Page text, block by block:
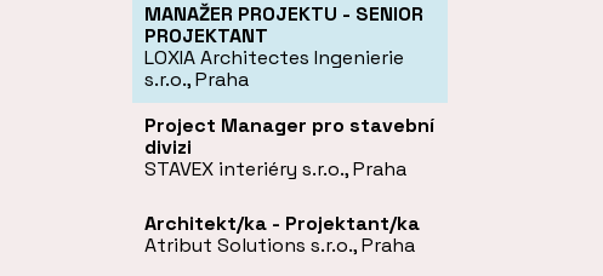
MANAŽER PROJEKTU - SENIOR
PROJEKTANT
LOXIA Architectes Ingenierie
s.r.o., Praha
Project Manager pro stavební
divizi
STAVEX interiéry s.r.o., Praha
Architekt/ka - Projektant/ka
Atribut Solutions s.r.o., Praha